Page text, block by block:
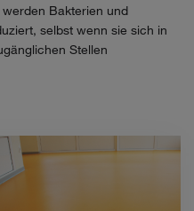
Bakterien und
selbst wenn sie sich in
Stellen